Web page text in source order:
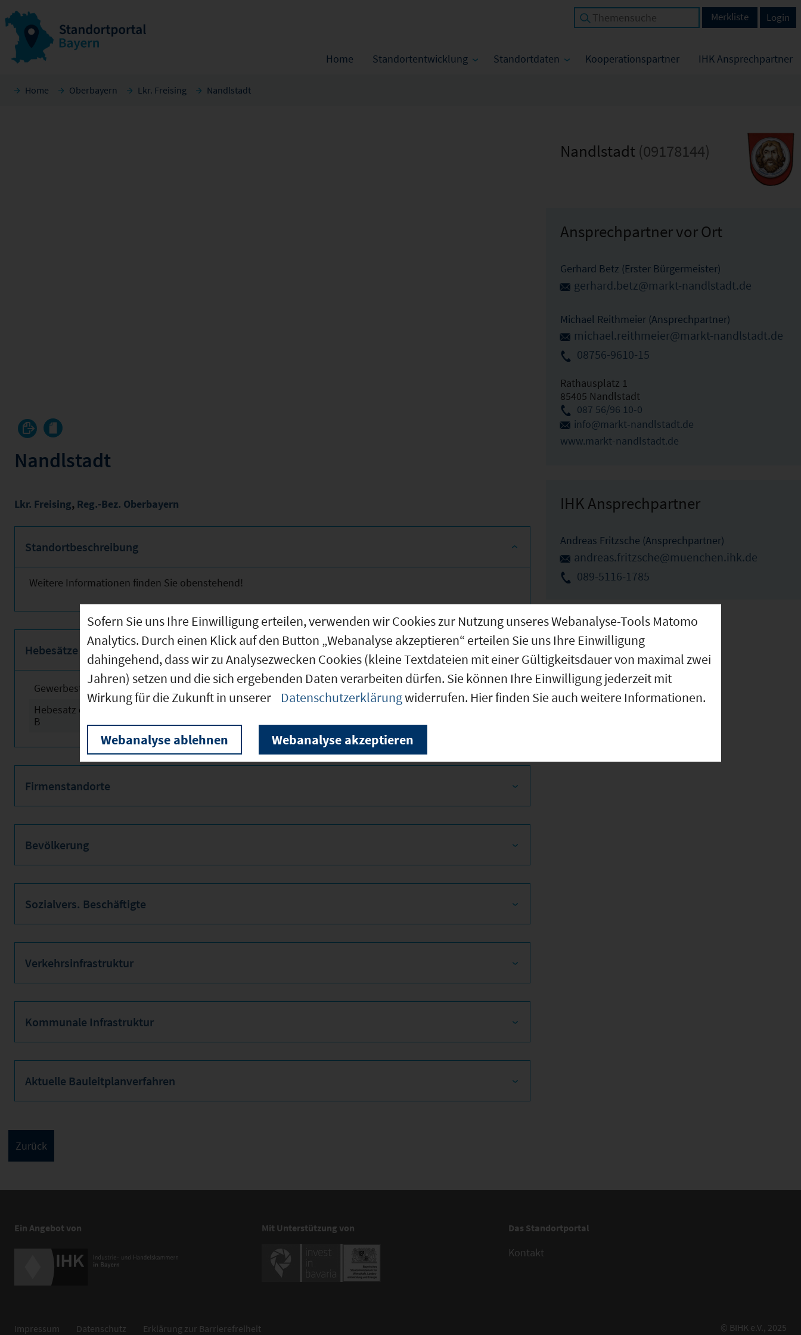
Home Standortentwicklung Standortdaten Kooperationspartner IHK Ansprechpartner
Login
Merkliste
Home Oberbayern Lkr. Freising Nandlstadt
Nandlstadt
Lkr. Freising, Reg.-Bez. Oberbayern
Standortbeschreibung
Weitere Informationen finden Sie obenstehend!
Hebesätze
Gewerbesteuerhebesatz
Hebesatz der Grundsteuer
B
Firmenstandorte
Bevölkerung
Sozialvers. Beschäftigte
Verkehrsinfrastruktur
Kommunale Infrastruktur
Aktuelle Bauleitplanverfahren
Nandlstadt (09178144)
Ansprechpartner vor Ort
Gerhard Betz (Erster Bürgermeister)
gerhard.betz@markt-nandlstadt.de
Michael Reithmeier (Ansprechpartner)
michael.reithmeier@markt-nandlstadt.de
08756-9610-15
Rathausplatz 1
85405 Nandlstadt
087 56/96 10-0
info@markt-nandlstadt.de
www.markt-nandlstadt.de
IHK Ansprechpartner
Andreas Fritzsche (Ansprechpartner)
andreas.fritzsche@muenchen.ihk.de
089-5116-1785
Ein Angebot von Mit Unterstützung von Das Standortportal
Kontakt
Impressum Datenschutz Erklärung zur Barrierefreiheit © BIHK e.V., 2025
Sofern Sie uns Ihre Einwilligung erteilen, verwenden wir Cookies zur Nutzung unseres Webanalyse-Tools Matomo
Analytics. Durch einen Klick auf den Button „Webanalyse akzeptieren“ erteilen Sie uns Ihre Einwilligung
dahingehend, dass wir zu Analysezwecken Cookies (kleine Textdateien mit einer Gültigkeitsdauer von maximal zwei
Jahren) setzen und die sich ergebenden Daten verarbeiten dürfen. Sie können Ihre Einwilligung jederzeit mit
Wirkung für die Zukunft in unserer
Datenschutzerklärungwiderrufen. Hier finden Sie auch weitere Informationen.
Webanalyse ablehnen Webanalyse akzeptieren